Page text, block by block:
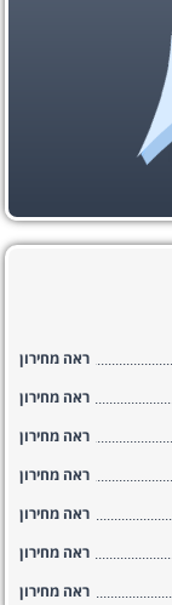
ראה מחירון
ראה מחירון
ראה מחירון
ראה מחירון
ראה מחירון
ראה מחירון
ראה מחירון